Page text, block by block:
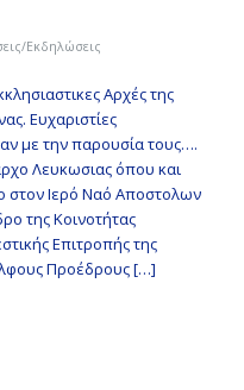
Εκδηλώσεις
Αρχές της
Ευχαριστίες
με την παρουσία τους….
Λευκωσιας όπου και
στον Ιερό Ναό Αποστολων
της Κοινοτήτας
Επιτροπής της
Προέδρους […]